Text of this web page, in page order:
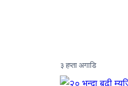
३ हप्ता अगाडि